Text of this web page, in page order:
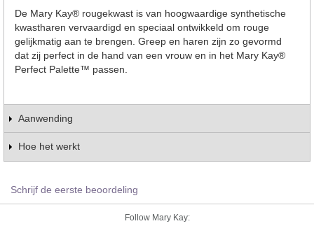
De Mary Kay® rougekwast is van hoogwaardige synthetische
kwastharen vervaardigd en speciaal ontwikkeld om rouge
gelijkmatig aan te brengen. Greep en haren zijn zo gevormd
dat zij perfect in de hand van een vrouw en in het Mary Kay®
Perfect Palette™ passen.
Aanwending
Hoe het werkt
Schrijf de eerste beoordeling
Follow Mary Kay: